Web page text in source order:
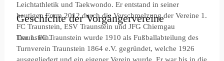
Leichtathletik und Taekwondo. Er entstand in seiner
heutigen Form 2012 durch die Verschmelzung der Vereine 1.
FC Traunstein, ESV Traunstein und JFG Chiemgau
Traunstein.
Geschichte der Vorgängervereine
Der 1. FC Traunstein wurde 1910 als Fußballabteilung des
Turnverein Traunstein 1864 e.V. gegründet, welche 1926